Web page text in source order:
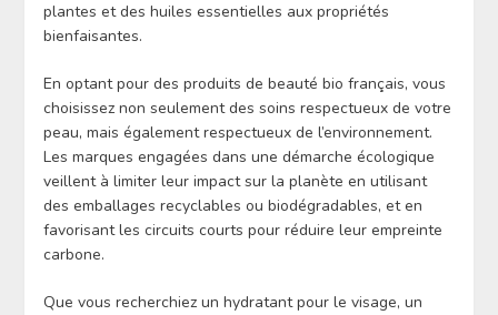
plantes et des huiles essentielles aux propriétés
bienfaisantes.
En optant pour des produits de beauté bio français, vous
choisissez non seulement des soins respectueux de votre
peau, mais également respectueux de l’environnement.
Les marques engagées dans une démarche écologique
veillent à limiter leur impact sur la planète en utilisant
des emballages recyclables ou biodégradables, et en
favorisant les circuits courts pour réduire leur empreinte
carbone.
Que vous recherchiez un hydratant pour le visage, un